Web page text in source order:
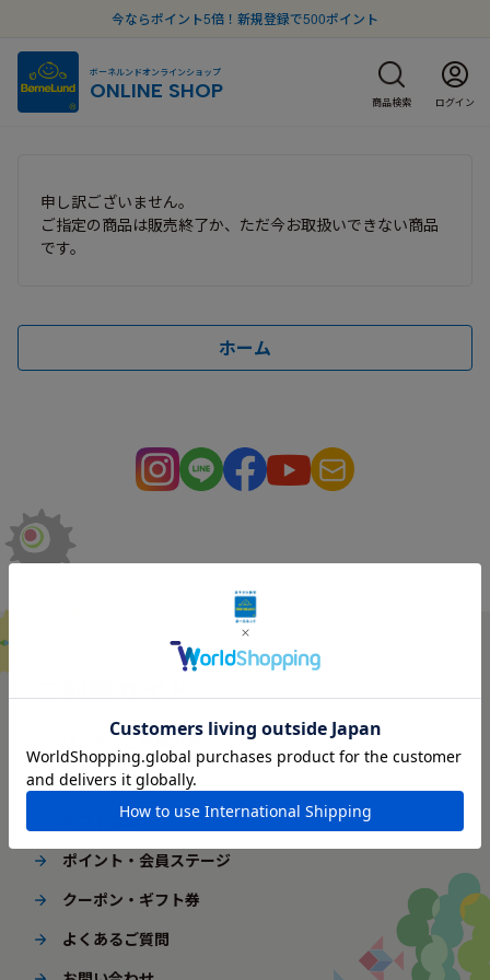
今ならポイント5倍！新規登録で500ポイント
ボーネルンドオンラインショップ
ONLINE SHOP 商品検索 ログイン
申し訳ございません。
ご指定の商品は販売終了か、ただ今お取扱いできない商品
です。
ホーム
ご利用ガイド
はじめてご利用の方へ
配送・送料
ギフト包装
ポイント・会員ステージ
クーポン・ギフト券
よくあるご質問